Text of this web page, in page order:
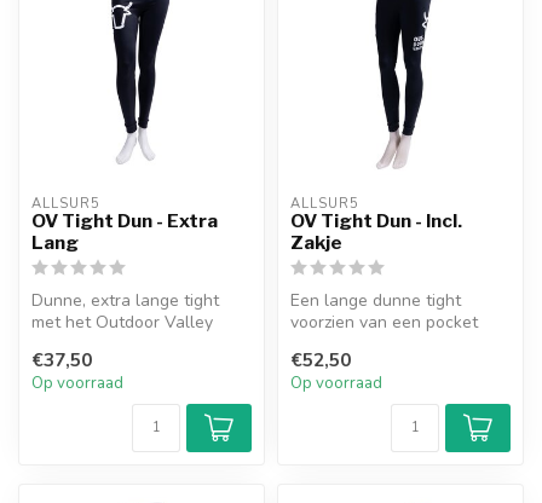
ALLSUR5
OV Tight Dun - Extra
Lang
Dunne, extra lange tight
met het Outdoor Valley
tijdens ...
€37,50
Op voorraad
ALLSUR5
OV Tight Dun - Incl.
Zakje
Een lange dunne tight
voorzien van een pocket
logo. De ti...
€52,50
Op voorraad